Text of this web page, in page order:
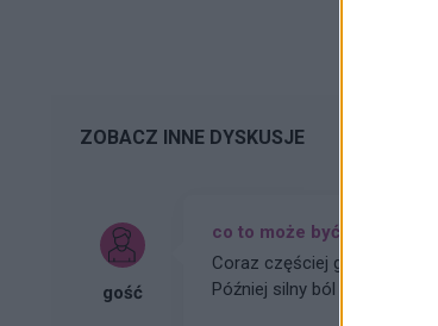
ZOBACZ INNE DYSKUSJE
gość
co to może być
Coraz częściej gdy muszę
Później silny ból , jakby do wejścia do odbytu. Ból jest dosyć intensywny, kąpiel lub chłodna woda
pomaga. Dodam , trwa to